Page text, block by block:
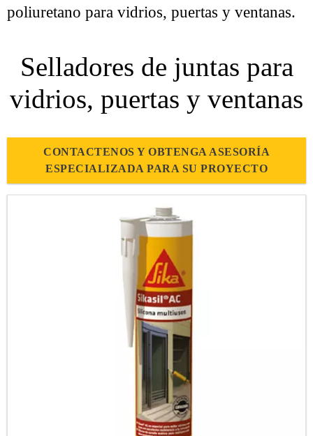
poliuretano para vidrios, puertas y ventanas.
Selladores de juntas para
vidrios, puertas y ventanas
CONTACTENOS Y OBTENGA ASESORÍA
ESPECIALIZADA PARA SU PROYECTO